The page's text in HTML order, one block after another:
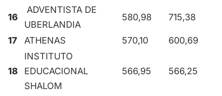
16
ADVENTISTA DE
UBERLANDIA
580,98 715,38
17 ATHENAS 570,10 600,69
18
INSTITUTO
EDUCACIONAL
SHALOM
566,95 566,25